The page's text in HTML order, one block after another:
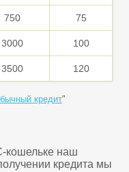
750
75
3000
100
3500 120
кредит"
кошельке наш
кредита мы